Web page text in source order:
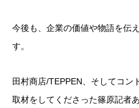
今後も、企業の価値や物語を伝
す。
田村商店/TEPPEN、そしてコン
取材をしてくださった篠原記者